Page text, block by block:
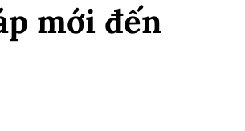
mới đến